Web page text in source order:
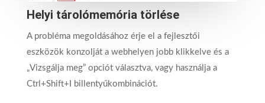
Helyi tárolómemória törlése
A probléma megoldásához érje el a fejlesztői
eszközök konzolját a webhelyen jobb klikkelve és a
„Vizsgálja meg” opciót választva, vagy használja a
Ctrl+Shift+I billentyűkombinációt.